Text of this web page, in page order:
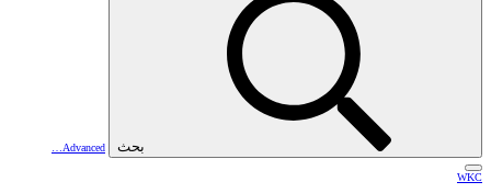
بحث Advanced…
WKC